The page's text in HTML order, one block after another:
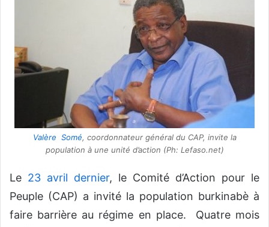
Valère Somé, coordonnateur général du CAP, invite la
population à une unité d’action (Ph: Lefaso.net)
Le 23 avril dernier, le Comité d’Action pour le
Peuple (CAP) a invité la population burkinabè à
faire barrière au régime en place.
Quatre mois